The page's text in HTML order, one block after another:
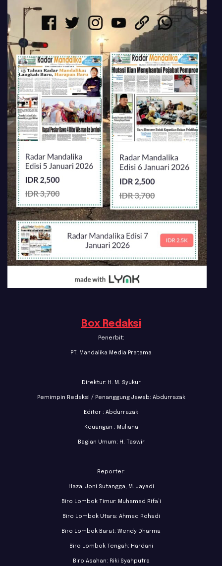
Box Redaksi
Penerbit:
PT. Mandalika Media Pratama
Direktur: H. M. Syukur
Pemimpin Redaksi / Penanggung Jawab: Abdurrazak
Editor : Abdurrazak
Keuangan : Muliana
Bagian Umum: H. Taswir
Reporter:
Haza, Joni Sutangga, M. Jayadi
Biro Lombok Timur: Muhamad Rifa’i
Biro Lombok Utara: Ahmad Rohadi
Biro Lombok Barat: Wendy Dharma
Biro Lombok Tengah: Hardani
Biro Asahan: Riki Syahputra